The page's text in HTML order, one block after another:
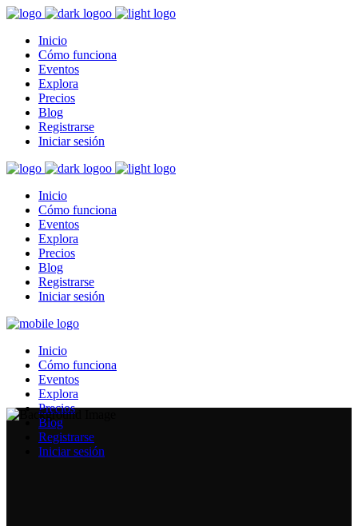
Inicio
Cómo funciona
Eventos
Explora
Precios
Blog
Registrarse
Iniciar sesión
Inicio
Cómo funciona
Eventos
Explora
Precios
Blog
Registrarse
Iniciar sesión
Inicio
Cómo funciona
Eventos
Explora
Precios
Blog
Registrarse
Iniciar sesión